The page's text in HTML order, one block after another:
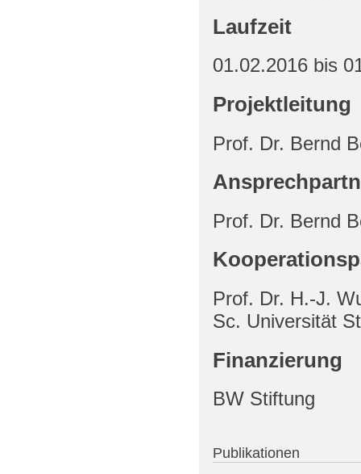
Laufzeit
01.02.2016 bis
Projektleitung
Prof. Dr. Bernd
Prof. Dr. Bernd
Prof. Dr. H.-J.
Sc. Universität
Finanzierung
BW Stiftung
Publikationen